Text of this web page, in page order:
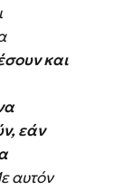
και
εάν
αυτόν